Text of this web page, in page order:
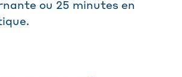
ou 25 minutes en